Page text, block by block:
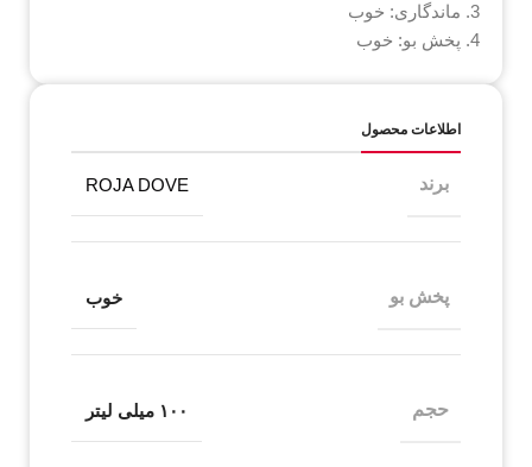
ماندگاری: خوب
پخش بو: خوب
اطلاعات محصول
برند ROJA DOVE
پخش بو خوب
حجم ۱۰۰ میلی لیتر